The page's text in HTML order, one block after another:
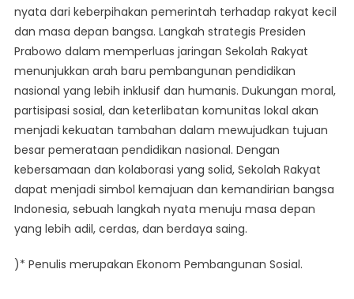
nyata dari keberpihakan pemerintah terhadap rakyat kecil
dan masa depan bangsa. Langkah strategis Presiden
Prabowo dalam memperluas jaringan Sekolah Rakyat
menunjukkan arah baru pembangunan pendidikan
nasional yang lebih inklusif dan humanis. Dukungan moral,
partisipasi sosial, dan keterlibatan komunitas lokal akan
menjadi kekuatan tambahan dalam mewujudkan tujuan
besar pemerataan pendidikan nasional. Dengan
kebersamaan dan kolaborasi yang solid, Sekolah Rakyat
dapat menjadi simbol kemajuan dan kemandirian bangsa
Indonesia, sebuah langkah nyata menuju masa depan
yang lebih adil, cerdas, dan berdaya saing.
)* Penulis merupakan Ekonom Pembangunan Sosial.